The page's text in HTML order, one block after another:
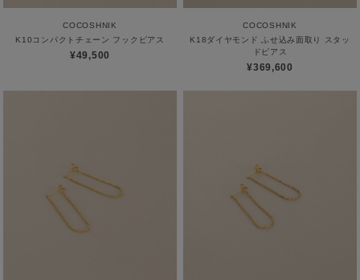
COCOSHNIK
K10コンパクトチェーン フックピアス
¥49,500
COCOSHNIK
K18ダイヤモンド ふせ込み面取り スタッ
ドピアス
¥369,600